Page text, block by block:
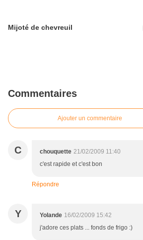
Mijoté de chevreuil
Commentaires
Ajouter un commentaire
C chouquette 21/02/2009 11:40
c'est rapide et c'est bon
Répondre
Y Yolande 16/02/2009 15:42
j'adore ces plats ... fonds de frigo :)